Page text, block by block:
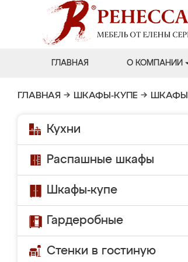
ГЛАВНАЯ О КОМПАНИИ
ГЛАВНАЯ → ШКАФЫ-КУПЕ → ШКАФЫ
Кухни
Распашные шкафы
Шкафы-купе
Гардеробные
Стенки в гостиную